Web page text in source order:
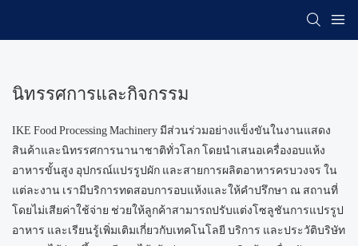
นิทรรศการและกิจกรรม
IKE Food Processing Machinery มีส่วนร่วมอย่างแข็งขันในงานแสดง
สินค้าและนิทรรศการนานาชาติทั่วโลก โดยนำเสนอเครื่องอบแห้ง
อาหารขั้นสูง อุปกรณ์แปรรูปผัก และสายการผลิตอาหารครบวงจร ใน
แต่ละงาน เรามีบริการทดสอบการอบแห้งและให้คำปรึกษา ณ สถานที่
โดยไม่เสียค่าใช้จ่าย ช่วยให้ลูกค้าสามารถปรับแต่งโซลูชันการแปรรูป
อาหาร และเรียนรู้เพิ่มเติมเกี่ยวกับเทคโนโลยี บริการ และประวัติบริษัท